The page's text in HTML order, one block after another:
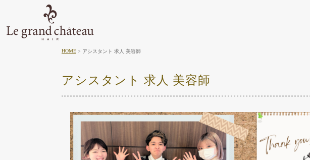
HOME アシスタント 求人 美容師
アシスタント 求人 美容師